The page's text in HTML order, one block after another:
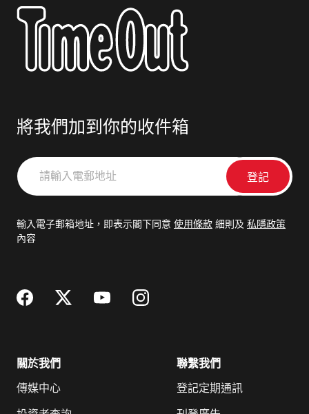
將我們加到你的收件箱
請
輸
郵
輸入電子郵箱地址，即表示閣下同意 使用條款 細則及 私隱政策
內容
關於我們
傳媒中心
聯繫我們
登記定期通訊